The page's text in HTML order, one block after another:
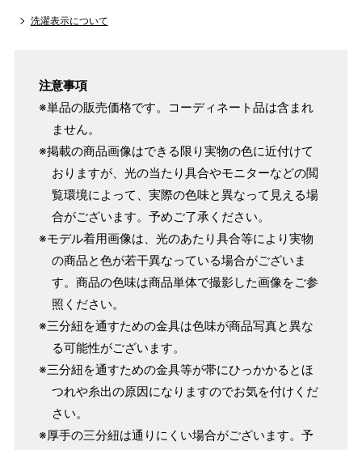
洗濯表示について
注意事項
※単品の販売価格です。コーディネート品は含まれ
ません。
※掲載の商品画像はできる限り実物の色に近付けて
おりますが、光の当たり具合やモニターなどの閲
覧環境によって、実際の色味と異なって見える場
合がございます。予めご了承ください。
※モデル着用画像は、光のあたり具合等により実物
の商品と色が若干異なっている場合がございま
す。商品の色味は商品単体で撮影した画像をご参
照ください。
※三分紐を通すための金具は色味が商品写真と異な
る可能性がございます。
※三分紐を通すための金具等が帯にひっかかるとほ
つれや糸出の原因になりますのでお気を付けくだ
さい。
※厚手の三分紐は通りにくい場合がございます。予